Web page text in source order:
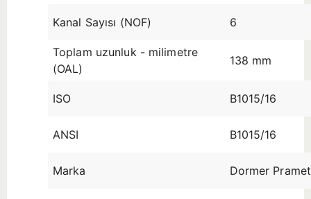
Kanal Sayısı (NOF) 6
Toplam uzunluk - milimetre
(OAL)
138 mm
ISO B1015/16
ANSI B1015/16
Marka Dormer Pramet